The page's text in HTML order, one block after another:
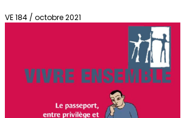
VE 184 / octobre 2021